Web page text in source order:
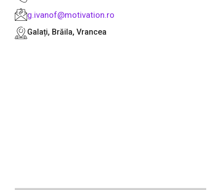
g.ivanof@motivation.ro
Galați, Brăila, Vrancea